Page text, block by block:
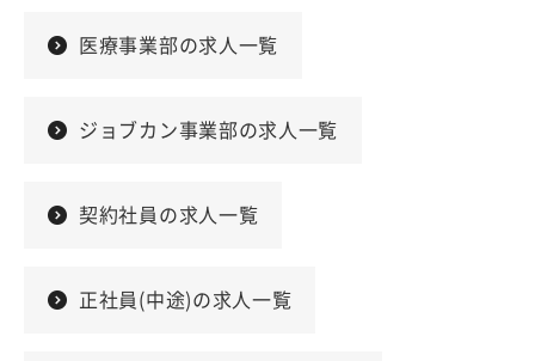
医療事業部の求人一覧
ジョブカン事業部の求人一覧
契約社員の求人一覧
正社員(中途)の求人一覧